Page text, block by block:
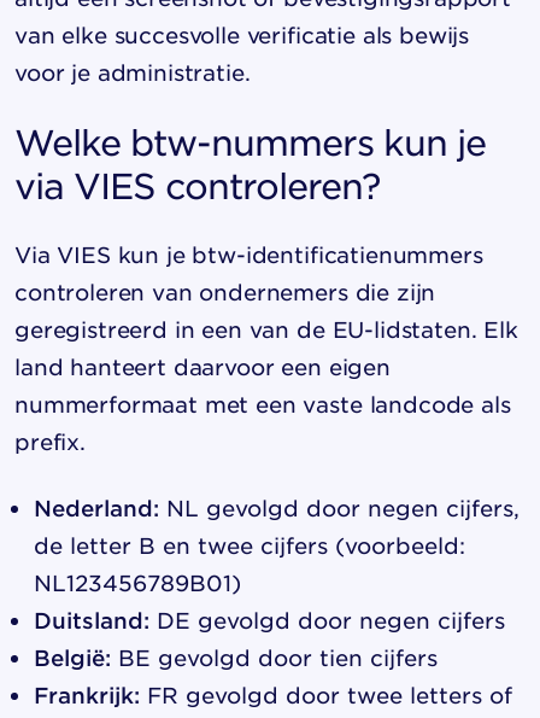
van elke succesvolle verificatie als bewijs
voor je administratie.
Welke btw-nummers kun je
via VIES controleren?
Via VIES kun je btw-identificatienummers
controleren van ondernemers die zijn
geregistreerd in een van de EU-lidstaten. Elk
land hanteert daarvoor een eigen
nummerformaat met een vaste landcode als
prefix.
Nederland: NL gevolgd door negen cijfers,
de letter B en twee cijfers (voorbeeld:
NL123456789B01)
Duitsland: DE gevolgd door negen cijfers
België: BE gevolgd door tien cijfers
Frankrijk: FR gevolgd door twee letters of